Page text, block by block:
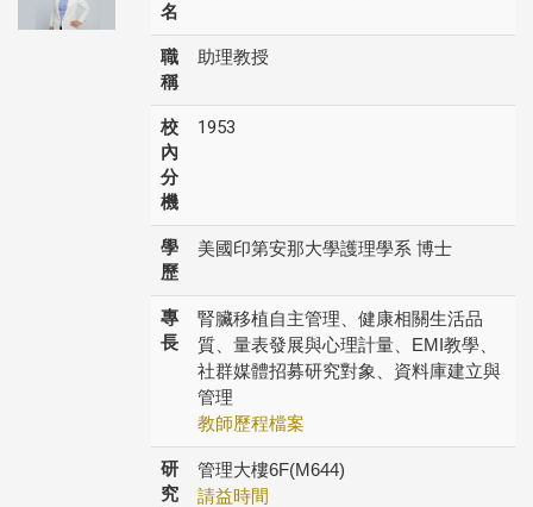
名
職
稱
助理教授
校
內
分
機
1953
學
歷
美國印第安那大學護理學系 博士
專
長
腎臟移植自主管理、健康相關生活品
質、量表發展與心理計量、EMI教學、
社群媒體招募研究對象、資料庫建立與
管理
教師歷程檔案
研
究
管理大樓6F(M644)
請益時間